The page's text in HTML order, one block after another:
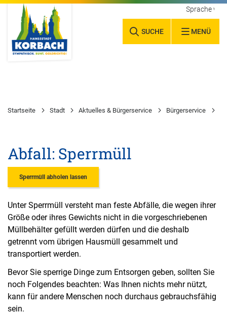
SUCHE MENÜ
Sprache
Startseite Stadt Aktuelles & Bürgerservice Bürgerservice
Abfall: Sperrmüll
Sperrmüll abholen lassen
Unter Sperrmüll versteht man feste Abfälle, die wegen ihrer
Größe oder ihres Gewichts nicht in die vorgeschriebenen
Müllbehälter gefüllt werden dürfen und die deshalb
getrennt vom übrigen Hausmüll gesammelt und
transportiert werden.
Bevor Sie sperrige Dinge zum Entsorgen geben, sollten Sie
noch Folgendes beachten: Was Ihnen nichts mehr nützt,
kann für andere Menschen noch durchaus gebrauchsfähig
sein.